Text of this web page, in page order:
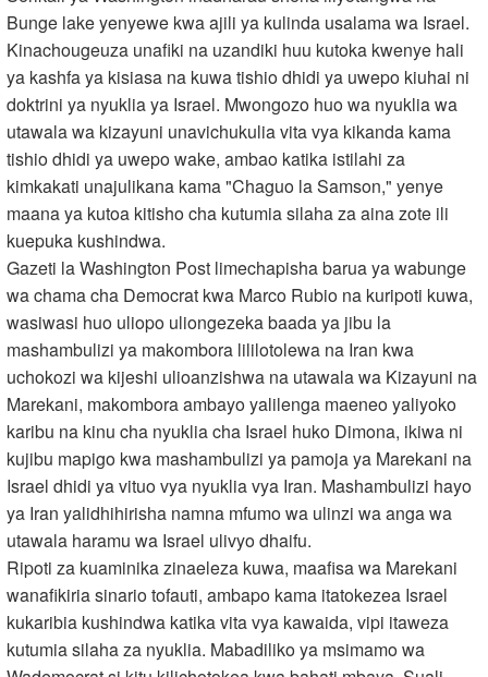
Bunge lake yenyewe kwa ajili ya kulinda usalama wa Israel.
Kinachougeuza unafiki na uzandiki huu kutoka kwenye hali
ya kashfa ya kisiasa na kuwa tishio dhidi ya uwepo kiuhai ni
doktrini ya nyuklia ya Israel. Mwongozo huo wa nyuklia wa
utawala wa kizayuni unavichukulia vita vya kikanda kama
tishio dhidi ya uwepo wake, ambao katika istilahi za
kimkakati unajulikana kama "Chaguo la Samson," yenye
maana ya kutoa kitisho cha kutumia silaha za aina zote ili
kuepuka kushindwa.
Gazeti la Washington Post limechapisha barua ya wabunge
wa chama cha Democrat kwa Marco Rubio na kuripoti kuwa,
wasiwasi huo uliopo uliongezeka baada ya jibu la
mashambulizi ya makombora lililotolewa na Iran kwa
uchokozi wa kijeshi ulioanzishwa na utawala wa Kizayuni na
Marekani, makombora ambayo yalilenga maeneo yaliyoko
karibu na kinu cha nyuklia cha Israel huko Dimona, ikiwa ni
kujibu mapigo kwa mashambulizi ya pamoja ya Marekani na
Israel dhidi ya vituo vya nyuklia vya Iran. Mashambulizi hayo
ya Iran yalidhihirisha namna mfumo wa ulinzi wa anga wa
utawala haramu wa Israel ulivyo dhaifu.
Ripoti za kuaminika zinaeleza kuwa, maafisa wa Marekani
wanafikiria sinario tofauti, ambapo kama itatokezea Israel
kukaribia kushindwa katika vita vya kawaida, vipi itaweza
kutumia silaha za nyuklia. Mabadiliko ya msimamo wa